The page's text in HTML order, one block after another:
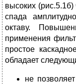
высоких (рис.5.1б)
спада
октаву.
применения
простое
обладает
не